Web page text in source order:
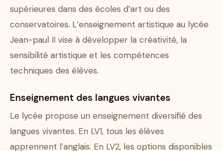
supérieures dans des écoles d’art ou des
conservatoires. L’enseignement artistique au lycée
Jean-paul II vise à développer la créativité, la
sensibilité artistique et les compétences
techniques des élèves.
Enseignement des langues vivantes
Le lycée propose un enseignement diversifié des
langues vivantes. En LV1, tous les élèves
apprennent l’anglais. En LV2, les options disponibles